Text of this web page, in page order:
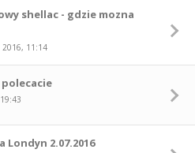
shellac - gdzie mozna
11:14
Londyn 2.07.2016